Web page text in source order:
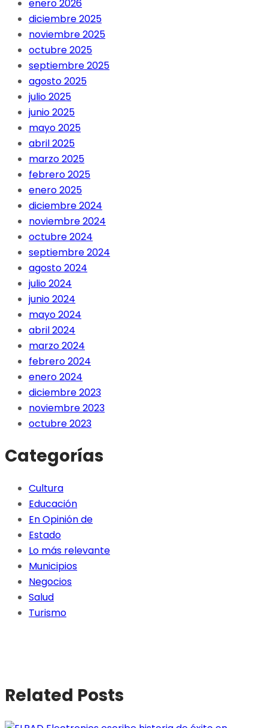
enero 2026
diciembre 2025
noviembre 2025
octubre 2025
septiembre 2025
agosto 2025
julio 2025
junio 2025
mayo 2025
abril 2025
marzo 2025
febrero 2025
enero 2025
diciembre 2024
noviembre 2024
octubre 2024
septiembre 2024
agosto 2024
julio 2024
junio 2024
mayo 2024
abril 2024
marzo 2024
febrero 2024
enero 2024
diciembre 2023
noviembre 2023
octubre 2023
Categorías
Cultura
Educación
En Opinión de
Estado
Lo más relevante
Municipios
Negocios
Salud
Turismo
Related Posts